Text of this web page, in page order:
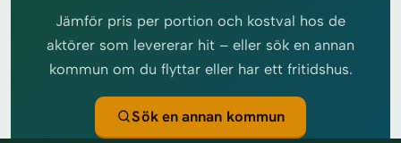
Jämför pris per portion och kostval hos de
aktörer som levererar hit – eller sök en annan
kommun om du flyttar eller har ett fritidshus.
Sök en annan kommun